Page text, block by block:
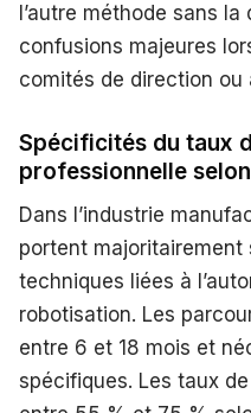
l’autre méthode sans
confusions majeures
comités de direction ou
Spécificités du taux
professionnelle
Dans l’industrie
portent majoritairement
techniques liées à
robotisation. Les
entre 6 et 18 mois et
spécifiques. Les taux